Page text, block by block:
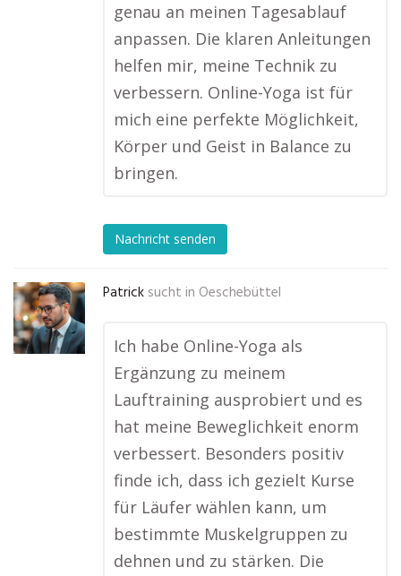
genau an meinen Tagesablauf
anpassen. Die klaren Anleitungen
helfen mir, meine Technik zu
verbessern. Online-Yoga ist für
mich eine perfekte Möglichkeit,
Körper und Geist in Balance zu
bringen.
Nachricht senden
Patrick sucht in Oeschebüttel
Ich habe Online-Yoga als
Ergänzung zu meinem
Lauftraining ausprobiert und es
hat meine Beweglichkeit enorm
verbessert. Besonders positiv
finde ich, dass ich gezielt Kurse
für Läufer wählen kann, um
bestimmte Muskelgruppen zu
dehnen und zu stärken. Die